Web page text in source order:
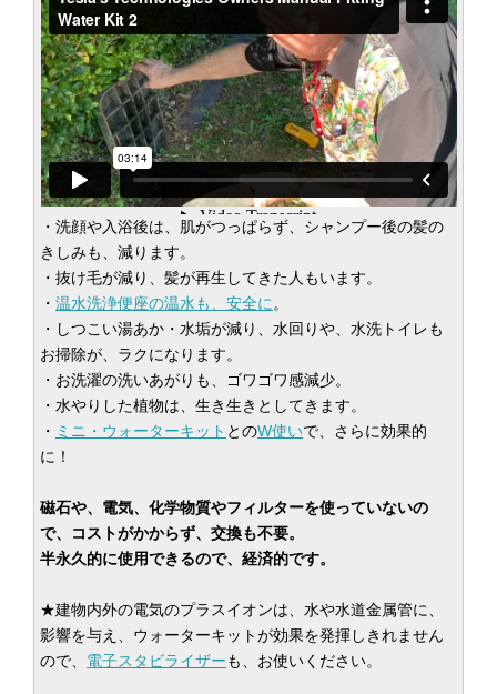
・洗顔や入浴後は、肌がつっぱらず、シャンプー後の髪の
きしみも、減ります。
・抜け毛が減り、髪が再生してきた人もいます。
・ 温水洗浄便座の温水も、 安全に 。
・しつこい湯あか・水垢が減り、水回りや、水洗トイレも
お掃除が、ラクになります。
・お洗濯の洗いあがりも、ゴワゴワ感減少。
・水やりした植物は、生き生きとしてきます。
・ ミニ・ウォーターキット とのW使いで、さらに効果的
に！
磁石や、電気、化学物質やフィルターを使っていないの
で、コストがかからず、交換も不要。
半永久的に使用できるので、経済的です。
★建物内外の電気のプラスイオンは、水や水道金属管に、
影響を与え、ウォーターキットが効果を発揮しきれません
ので、 電子スタビライザーも、お使いください。